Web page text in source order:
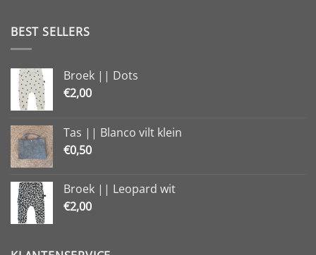
BEST SELLERS
Broek || Dots
€2,00
Tas || Blanco vilt klein
€0,50
Broek || Leopard wit
€2,00